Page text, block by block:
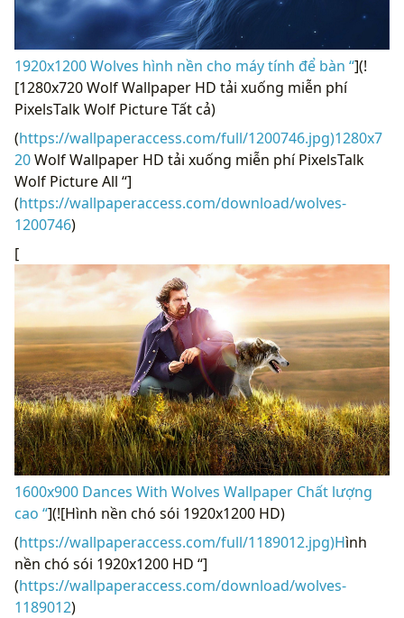
1920x1200 Wolves hình nền cho máy tính để bàn “](!
[1280x720 Wolf Wallpaper HD tải xuống miễn phí
PixelsTalk Wolf Picture Tất cả)
(https://wallpaperaccess.com/full/1200746.jpg)1280x7
20Wolf Wallpaper HD tải xuống miễn phí PixelsTalk
Wolf Picture All “]
(https://wallpaperaccess.com/download/wolves-
1200746)
[
1600x900 Dances With Wolves Wallpaper Chất lượng
cao “](![Hình nền chó sói 1920x1200 HD)
(https://wallpaperaccess.com/full/1189012.jpg)Hình
nền chó sói 1920x1200 HD “]
(https://wallpaperaccess.com/download/wolves-
1189012)